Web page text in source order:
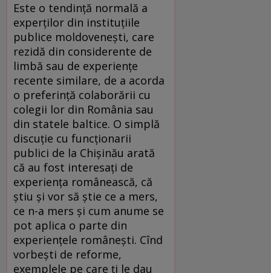
Este o tendinţă normală a
experţilor din instituţiile
publice moldoveneşti, care
rezidă din considerente de
limbă sau de experienţe
recente similare, de a acorda
o preferinţă colaborării cu
colegii lor din România sau
din statele baltice. O simplă
discuţie cu funcţionarii
publici de la Chişinău arată
că au fost interesaţi de
experienţa românească, că
ştiu şi vor să ştie ce a mers,
ce n-a mers şi cum anume se
pot aplica o parte din
experienţele româneşti. Cînd
vorbeşti de reforme,
exemplele pe care ţi le dau